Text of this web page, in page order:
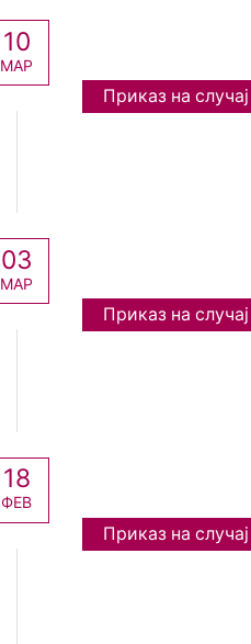
Приказ на случај
10
МАР
Приказ на случај
03
МАР
Приказ на случај
18
ФЕВ